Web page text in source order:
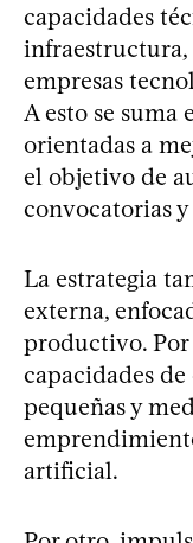
capacidades
infraestructura,
empresas
A esto se
orientadas a
el objetivo de
convocatorias
La estrategia
externa,
productivo. Por
capacidades
pequeñas y
artificial.